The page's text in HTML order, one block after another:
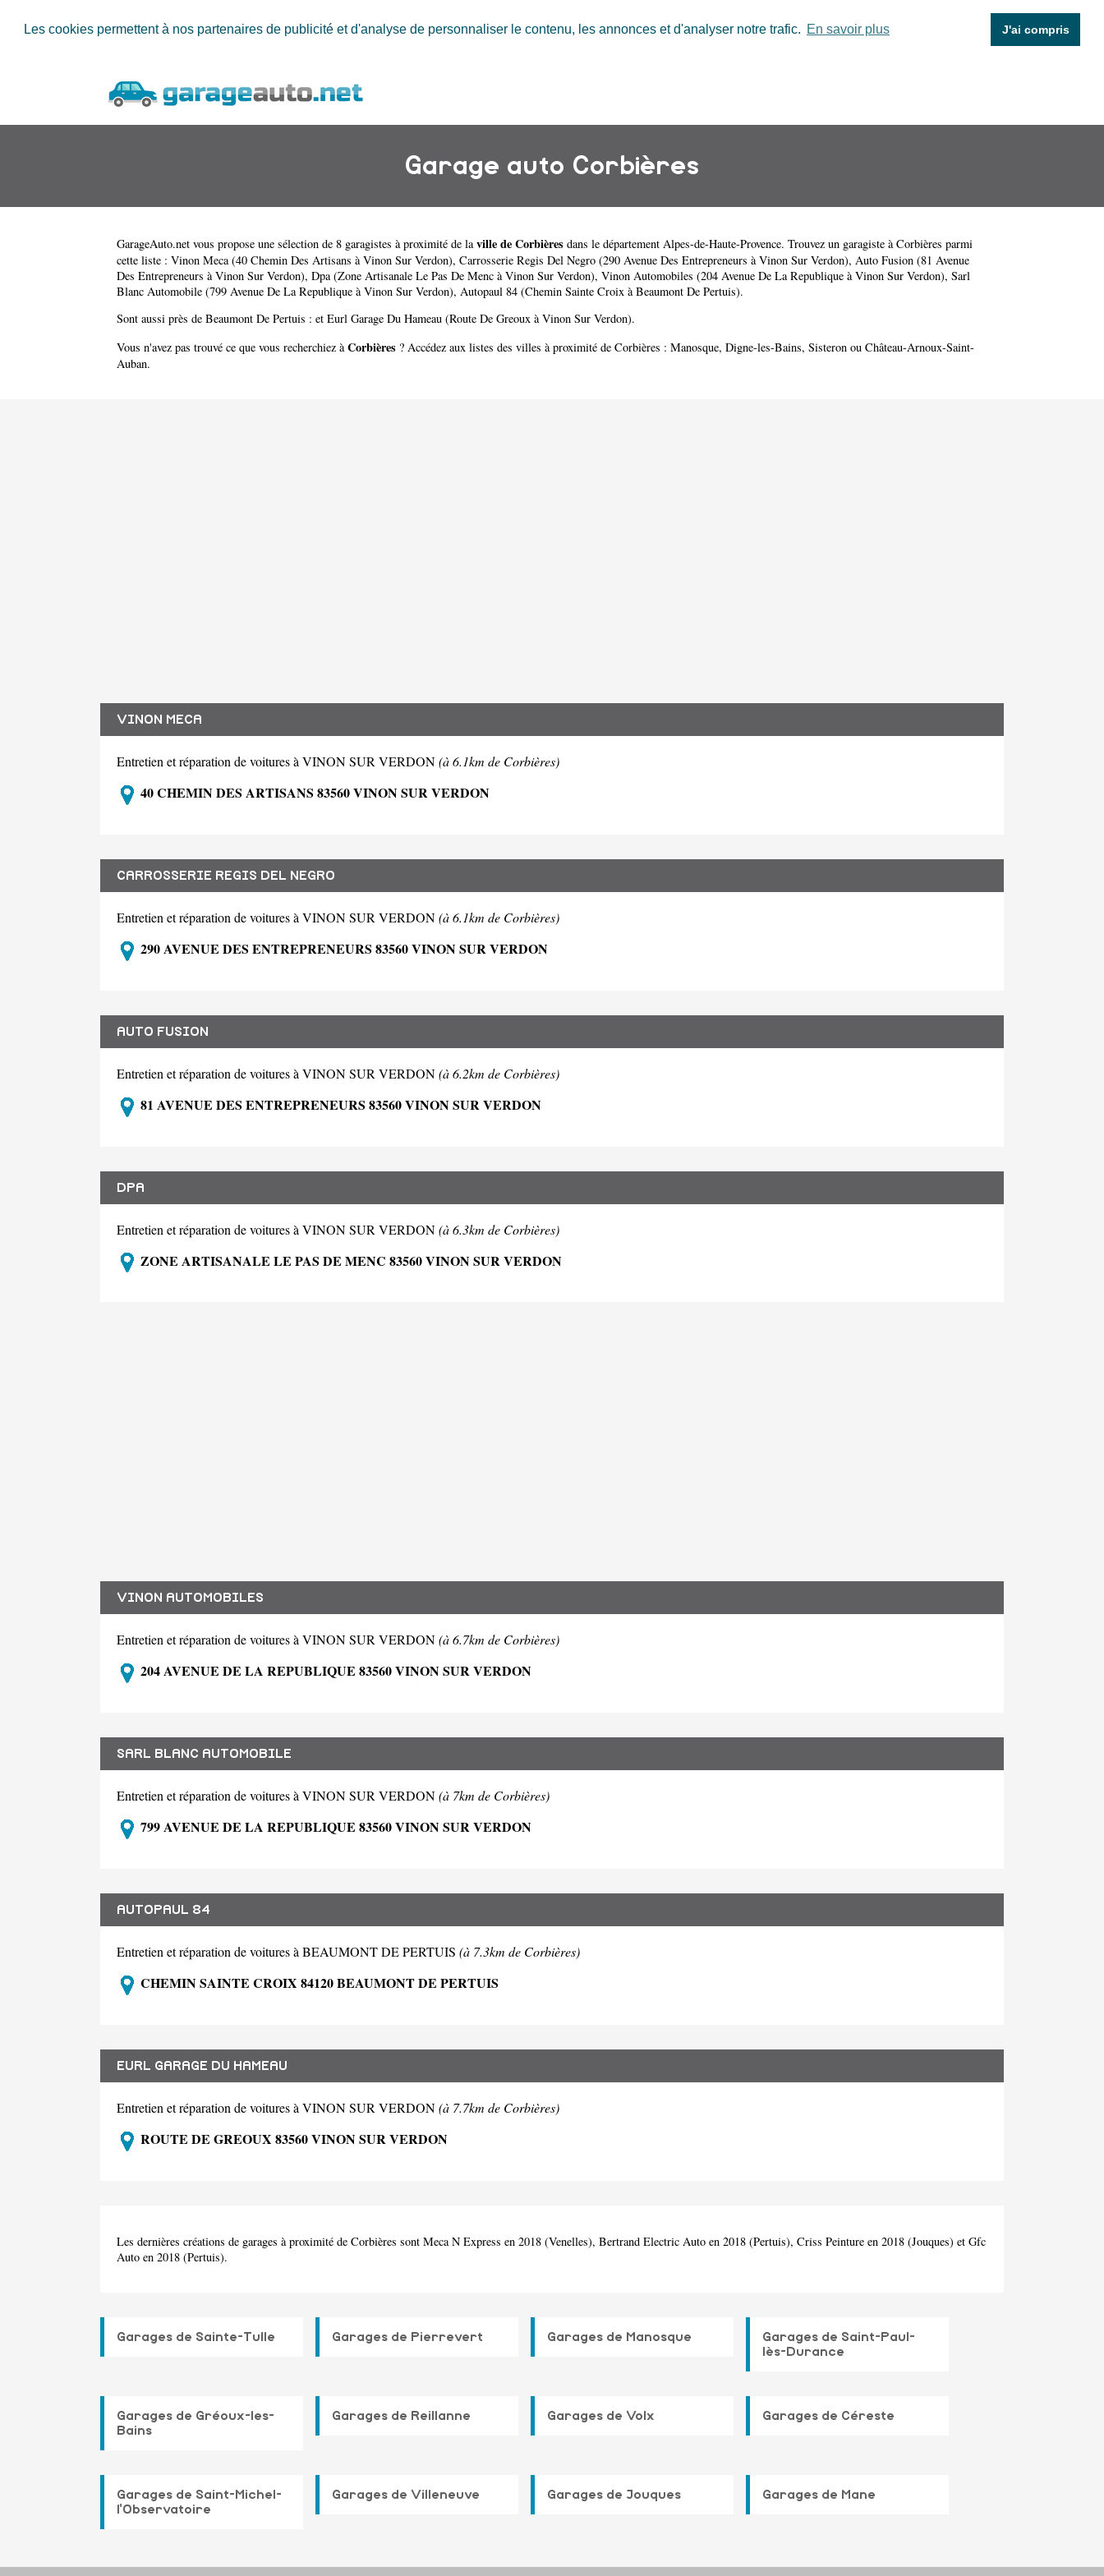
Les cookies permettent à nos partenaires de publicité et d'analyse de personnaliser le contenu, les annonces et d'analyser notre trafic. En savoir plus J'ai compris
Garage auto Corbières
GarageAuto.net vous propose une sélection de 8 garagistes à proximité de laville de Corbières dans le département Alpes-de-Haute-Provence. Trouvez un garagiste à Corbières parmi
cette liste : Vinon Meca (40 Chemin Des Artisans à Vinon Sur Verdon), Carrosserie Regis Del Negro (290 Avenue Des Entrepreneurs à Vinon Sur Verdon), Auto Fusion (81 Avenue
Des Entrepreneurs à Vinon Sur Verdon), Dpa (Zone Artisanale Le Pas De Menc à Vinon Sur Verdon), Vinon Automobiles (204 Avenue De La Republique à Vinon Sur Verdon), Sarl
Blanc Automobile (799 Avenue De La Republique à Vinon Sur Verdon), Autopaul 84 (Chemin Sainte Croix à Beaumont De Pertuis).
Sont aussi près de Beaumont De Pertuis : et Eurl Garage Du Hameau (Route De Greoux à Vinon Sur Verdon).
Vous n'avez pas trouvé ce que vous recherchiez à Corbières ? Accédez aux listes des villes à proximité de Corbières : Manosque, Digne-les-Bains, Sisteron ou Château-Arnoux-Saint-
Auban.
VINON MECA
Entretien et réparation de voitures à VINON SUR VERDON(à 6.1km de Corbières)
40 CHEMIN DES ARTISANS 83560 VINON SUR VERDON
CARROSSERIE REGIS DEL NEGRO
Entretien et réparation de voitures à VINON SUR VERDON(à 6.1km de Corbières)
290 AVENUE DES ENTREPRENEURS 83560 VINON SUR VERDON
AUTO FUSION
Entretien et réparation de voitures à VINON SUR VERDON(à 6.2km de Corbières)
81 AVENUE DES ENTREPRENEURS 83560 VINON SUR VERDON
DPA
Entretien et réparation de voitures à VINON SUR VERDON(à 6.3km de Corbières)
ZONE ARTISANALE LE PAS DE MENC 83560 VINON SUR VERDON
VINON AUTOMOBILES
Entretien et réparation de voitures à VINON SUR VERDON(à 6.7km de Corbières)
204 AVENUE DE LA REPUBLIQUE 83560 VINON SUR VERDON
SARL BLANC AUTOMOBILE
Entretien et réparation de voitures à VINON SUR VERDON(à 7km de Corbières)
799 AVENUE DE LA REPUBLIQUE 83560 VINON SUR VERDON
AUTOPAUL 84
Entretien et réparation de voitures à BEAUMONT DE PERTUIS (à 7.3km de Corbières)
CHEMIN SAINTE CROIX 84120 BEAUMONT DE PERTUIS
EURL GARAGE DU HAMEAU
Entretien et réparation de voitures à VINON SUR VERDON(à 7.7km de Corbières)
ROUTE DE GREOUX 83560 VINON SUR VERDON
Les dernières créations de garages à proximité de Corbières sont Meca N Express en 2018 (Venelles), Bertrand Electric Auto en 2018 (Pertuis), Criss Peinture en 2018 (Jouques) et Gfc
Auto en 2018 (Pertuis).
Garages de Sainte-Tulle Garages de Pierrevert Garages de Manosque
Garages de Saint-Paul-
lès-Durance
Garages de Gréoux-les-
Bains
Garages de Reillanne Garages de Volx Garages de Céreste
Garages de Saint-Michel-
l'Observatoire
Garages de Villeneuve Garages de Jouques Garages de Mane